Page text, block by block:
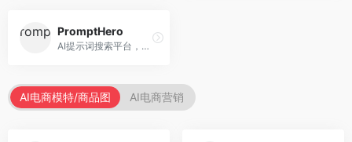
PromptHero
AI提示词搜索平台，整合多种AI工具提示词资源。面向AI创作者，提供提示词搜索、模板库、社区分享等服务，提示词资源丰富。
AI电商模特/商品图 AI电商营销